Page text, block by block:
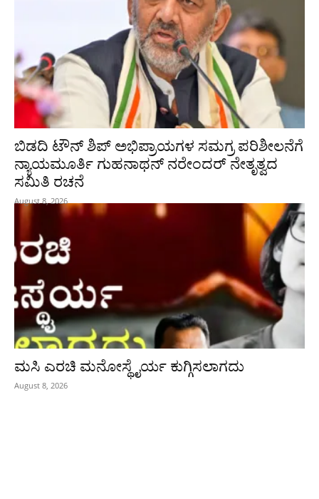
ಬಿಡದಿ ಟೌನ್ ಶಿಪ್ ಅಭಿಪ್ರಾಯಗಳ ಸಮಗ್ರ ಪರಿಶೀಲನೆಗೆ
ನ್ಯಾಯಮೂರ್ತಿ ಗುಹನಾಥನ್ ನರೇಂದರ್ ನೇತೃತ್ವದ
ಸಮಿತಿ ರಚನೆ
August 8, 2026
ಮಸಿ ಎರಚಿ ಮನೋಸ್ಥೈರ್ಯ ಕುಗ್ಗಿಸಲಾಗದು
August 8, 2026